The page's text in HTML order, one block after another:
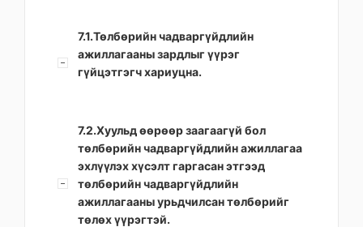
7.1.Төлбөрийн чадваргүйдлийн
ажиллагааны зардлыг үүрэг
гүйцэтгэгч хариуцна.
7.2.Хуульд өөрөөр заагаагүй бол
төлбөрийн чадваргүйдлийн ажиллагаа
эхлүүлэх хүсэлт гаргасан этгээд
төлбөрийн чадваргүйдлийн
ажиллагааны урьдчилсан төлбөрийг
төлөх үүрэгтэй.